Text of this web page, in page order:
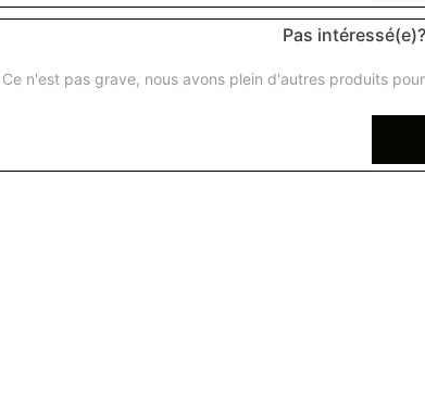
Pas intéressé(e)?
Ce n'est pas grave, nous avons plein d'autres produits